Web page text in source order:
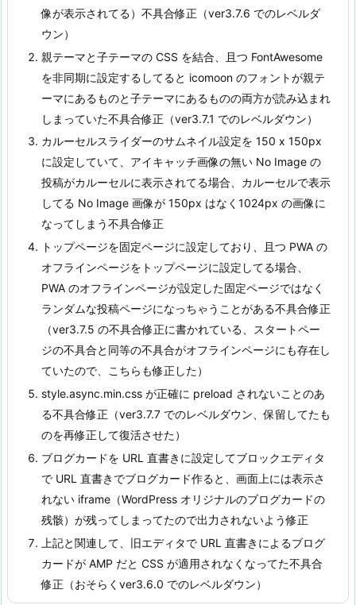
像が表示されてる）不具合修正（ver3.7.6 でのレベルダ
ウン）
親テーマと子テーマの CSS を結合、且つ FontAwesome
を非同期に設定するしてると icomoon のフォントが親テ
ーマにあるものと子テーマにあるものの両方が読み込まれ
しまっていた不具合修正（ver3.7.1 でのレベルダウン）
カルーセルスライダーのサムネイル設定を 150 x 150px
に設定していて、アイキャッチ画像の無い No Image の
投稿がカルーセルに表示されてる場合、カルーセルで表示
してる No Image 画像が 150px はなく1024px の画像に
なってしまう不具合修正
トップページを固定ページに設定しており、且つ PWA の
オフラインページをトップページに設定してる場合、
PWA のオフラインページが設定した固定ページではなく
ランダムな投稿ページになっちゃうことがある不具合修正
（ver3.7.5 の不具合修正に書かれている、スタートペー
ジの不具合と同等の不具合がオフラインページにも存在し
ていたので、こちらも修正した）
style.async.min.css が正確に preload されないことのあ
る不具合修正（ver3.7.7 でのレベルダウン、保留してたも
のを再修正して復活させた）
ブログカードを URL 直書きに設定してブロックエディタ
で URL 直書きでブログカード作ると、画面上には表示さ
れない iframe（WordPress オリジナルのブログカードの
残骸）が残ってしまってたので出力されないよう修正
上記と関連して、旧エディタで URL 直書きによるブログ
カードが AMP だと CSS が適用されなくなってた不具合
修正（おそらくver3.6.0 でのレベルダウン）